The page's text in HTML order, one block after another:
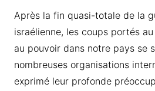
Après la fin quasi-totale de la
israélienne, les coups portés
au pouvoir dans notre pays se
nombreuses organisations
exprimé leur profonde